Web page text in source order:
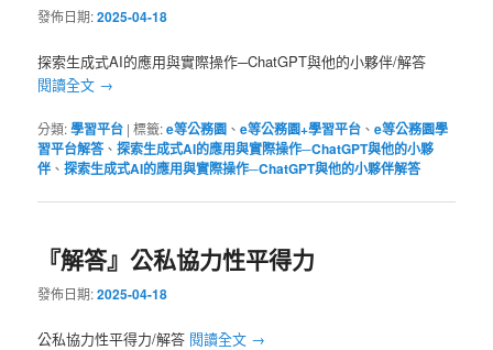
發佈日期:2025-04-18
探索生成式AI的應用與實際操作─ChatGPT與他的小夥伴/解答
閱讀全文 →
分類:學習平台 |標籤:e等公務園 、e等公務園+學習平台 、e等公務園學
習平台解答、探索生成式AI的應用與實際操作─ChatGPT與他的小夥
伴 、探索生成式AI的應用與實際操作─ChatGPT與他的小夥伴解答
『解答』公私協力性平得力
發佈日期:2025-04-18
公私協力性平得力/解答 閱讀全文 →